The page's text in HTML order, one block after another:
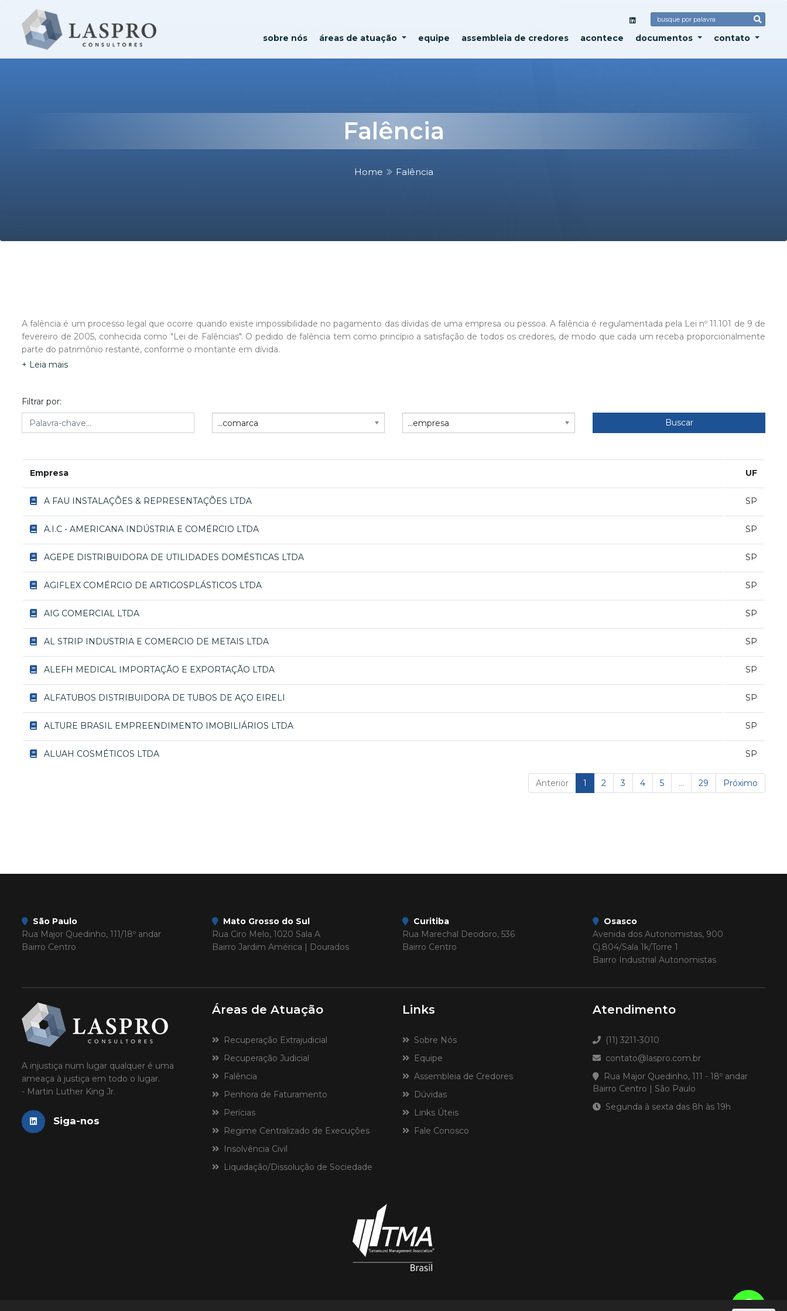
sobre nós áreas de atuação equipe assembleia de credores acontece documentos contato
Falência
Home Falência
A falência é um processo legal que ocorre quando existe impossibilidade no pagamento das dívidas de uma empresa ou pessoa. A falência é regulamentada pela Lei nº 11.101 de 9 de
fevereiro de 2005, conhecida como "Lei de Falências". O pedido de falência tem como princípio a satisfação de todos os credores, de modo que cada um receba proporcionalmente
parte do patrimônio restante, conforme o montante em dívida.
Após proferida a sentença de decretação da falência forma-se a MASSA FALIDA (conjunto de todo o acervo ativo e passivo de bens do negócio e interesses dos credores, que passa
+ Leia mais
Filtrar por:
...comarca ...empresa Buscar
Empresa UF
A FAU INSTALAÇÕES & REPRESENTAÇÕES LTDA SP
A.I.C - AMERICANA INDÚSTRIA E COMÉRCIO LTDA SP
AGEPE DISTRIBUIDORA DE UTILIDADES DOMÉSTICAS LTDA SP
AGIFLEX COMÉRCIO DE ARTIGOSPLÁSTICOS LTDA SP
AIG COMERCIAL LTDA SP
AL STRIP INDUSTRIA E COMERCIO DE METAIS LTDA SP
ALEFH MEDICAL IMPORTAÇÃO E EXPORTAÇÃO LTDA SP
ALFATUBOS DISTRIBUIDORA DE TUBOS DE AÇO EIRELI SP
ALTURE BRASIL EMPREENDIMENTO IMOBILIÁRIOS LTDA SP
ALUAH COSMÉTICOS LTDA SP
Anterior 1 2 3 4 5 … 29 Próximo
São Paulo
Rua Major Quedinho, 111/18º andar
Bairro Centro
Mato Grosso do Sul
Rua Ciro Melo, 1020 Sala A
Bairro Jardim América | Dourados
Curitiba
Rua Marechal Deodoro, 536
Bairro Centro
Osasco
Avenida dos Autonomistas, 900
Cj.804/Sala 1k/Torre 1
Bairro Industrial Autonomistas
A injustiça num lugar qualquer é uma
ameaça à justiça em todo o lugar.
- Martin Luther King Jr.
Siga-nos
Áreas de Atuação
Recuperação Extrajudicial
Recuperação Judicial
Falência
Penhora de Faturamento
Perícias
Regime Centralizado de Execuções
Insolvência Civil
Liquidação/Dissolução de Sociedade
Links
Sobre Nós
Equipe
Assembleia de Credores
Dúvidas
Links Úteis
Fale Conosco
Atendimento
(11) 3211-3010
contato@laspro.com.br
Rua Major Quedinho, 111 - 18º andar
Bairro Centro | São Paulo
Segunda à sexta das 8h às 19h